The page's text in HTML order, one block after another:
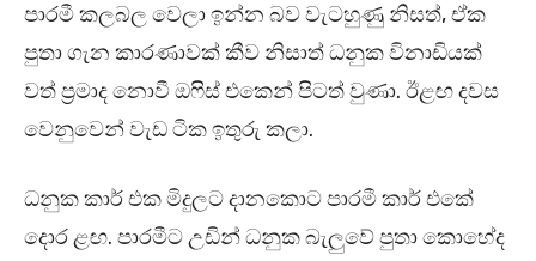
පාරමී කලබල වෙලා ඉන්න බව වැටහුණු නිසත්, ඒක
පුතා ගැන කාරණාවක් කීව නිසාත් ධනුක විනාඩියක්
වත් ප්‍රමාද නොවී ඔෆිස් එකෙන් පිටත් වුණා. ඊළඟ දවස
වෙනුවෙන් වැඩ ටික ඉතුරු කලා.
ධනුක කාර් එක මිදුලට දානකොට පාරමී කාර් එකේ
දොර ළඟ. පාරමීට උඩින් ධනුක බැලුවේ පුතා කොහේද